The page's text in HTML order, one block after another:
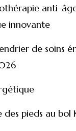
anti-
innovante
de soins
des pieds au bol